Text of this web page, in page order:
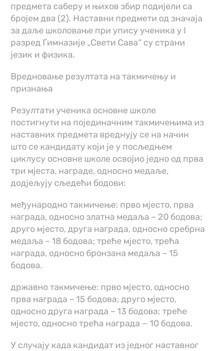
предмета саберу и њихов збир подијели са
бројем два (2). Наставни предмети од значаја
за даље школовање при упису ученика у I
разред Гимназије „Свети Сава“ су страни
језик и физика.
Вредновање резултата на такмичењу и
признања
Резултати ученика основне школе
постигнути на појединачним такмичењима из
наставних предмета вреднују се на начин
што се кандидату који је у посљедњем
циклусу основне школе освојио једно од прва
три мјеста, награде, односно медаље,
додјељују сљедећи бодови:
међународно такмичење: прво мјесто, прва
награда, односно златна медаља – 20 бодова;
друго мјесто, друга награда, односно сребрна
медаља – 18 бодова; треће мјесто, трећа
награда, односно бронзана медаља – 15
бодова.
државно такмичење: прво мјесто, односно
прва награда – 15 бодова; друго мјесто,
односно друга награда – 13 бодова; треће
мјесто, односно трећа награда − 10 бодова.
У случају када кандидат из једног наставног